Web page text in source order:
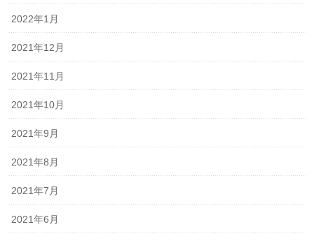
2022年1月
2021年12月
2021年11月
2021年10月
2021年9月
2021年8月
2021年7月
2021年6月